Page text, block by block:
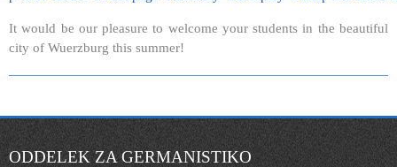
It would be our pleasure to welcome your students in the beautiful
city of Wuerzburg this summer!
ODDELEK ZA GERMANISTIKO